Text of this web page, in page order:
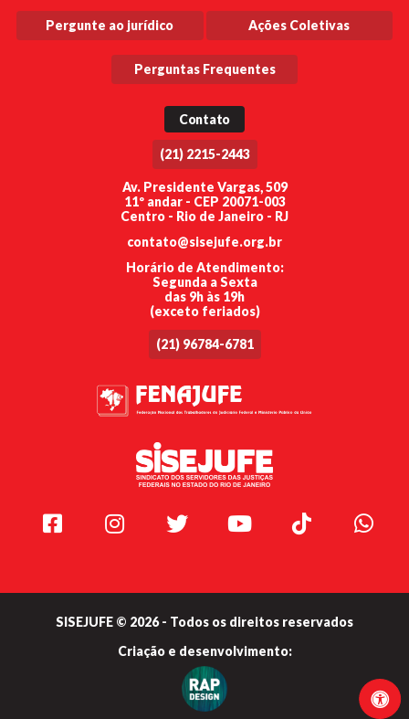
Pergunte ao jurídico Ações Coletivas
Perguntas Frequentes
Contato
(21) 2215-2443
Av. Presidente Vargas, 509
11º andar - CEP 20071-003
Centro - Rio de Janeiro - RJ
contato@sisejufe.org.br
Horário de Atendimento:
Segunda a Sexta
das 9h às 19h
(exceto feriados)
(21) 96784-6781
Facebook Instagram Twitter Youtube TikTok
SISEJUFE © 2026 - Todos os direitos reservados
Criação e desenvolvimento: